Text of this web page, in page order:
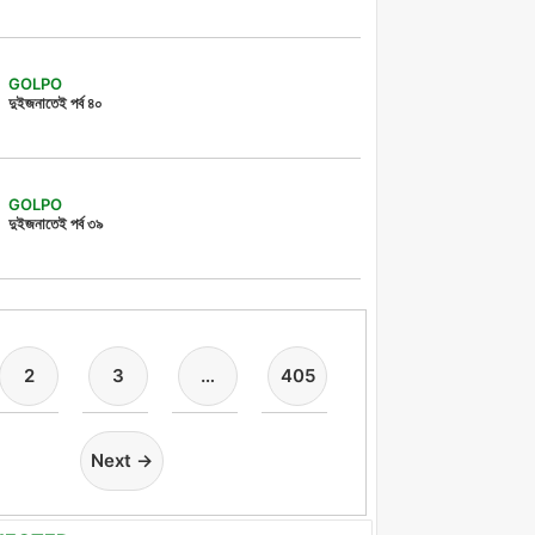
GOLPO
দুইজনাতেই পর্ব ৪০
GOLPO
দুইজনাতেই পর্ব ৩৯
2 3 … 405
Next →